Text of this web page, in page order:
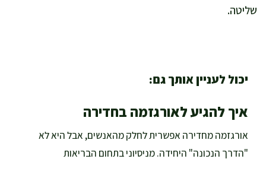
שליטה.
יכול לעניין אותך גם:
איך להגיע לאורגזמה בחדירה
אורגזמה מחדירה אפשרית לחלק מהאנשים, אבל היא לא
"הדרך הנכונה" היחידה. מניסיוני בתחום הבריאות